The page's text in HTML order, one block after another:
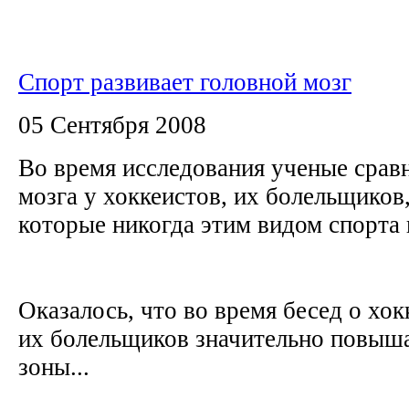
Спорт развивает головной мозг
05 Сентября 2008
Во время исследования ученые
мозга у хоккеистов, их
которые никогда этим видом
Оказалось, что во время бесед о
их болельщиков значительно
зоны...